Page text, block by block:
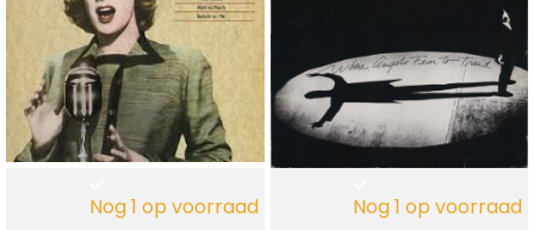
Nog 1 op voorraad Nog 1 op voorraad